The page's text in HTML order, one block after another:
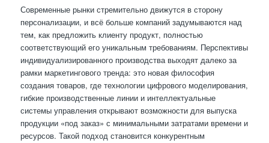
Современные рынки стремительно движутся в сторону
персонализации, и всё больше компаний задумываются над
тем, как предложить клиенту продукт, полностью
соответствующий его уникальным требованиям. Перспективы
индивидуализированного производства выходят далеко за
рамки маркетингового тренда: это новая философия
создания товаров, где технологии цифрового моделирования,
гибкие производственные линии и интеллектуальные
системы управления открывают возможности для выпуска
продукции «под заказ» с минимальными затратами времени и
ресурсов. Такой подход становится конкурентным